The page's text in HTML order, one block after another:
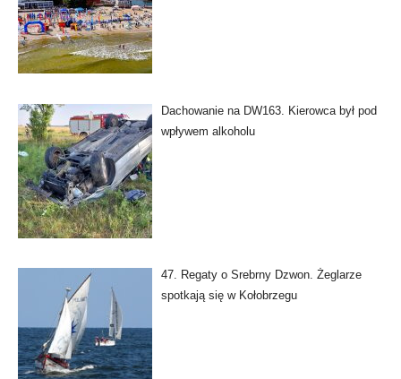
Dachowanie na DW163. Kierowca był pod
wpływem alkoholu
47. Regaty o Srebrny Dzwon. Żeglarze
spotkają się w Kołobrzegu